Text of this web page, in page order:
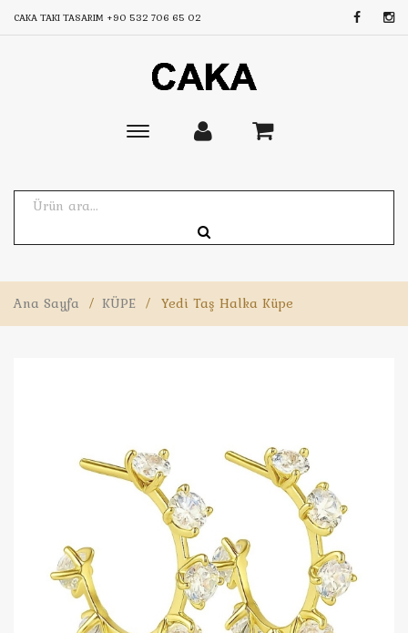
CAKA TAKI TASARIM +90 532 706 65 02
Toggle
Ana Sayfa / KÜPE / Yedi Taş Halka Küpe